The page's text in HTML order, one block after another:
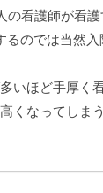
の看護師が看
のでは当然⼊
いほど⼿厚く
くなってしま